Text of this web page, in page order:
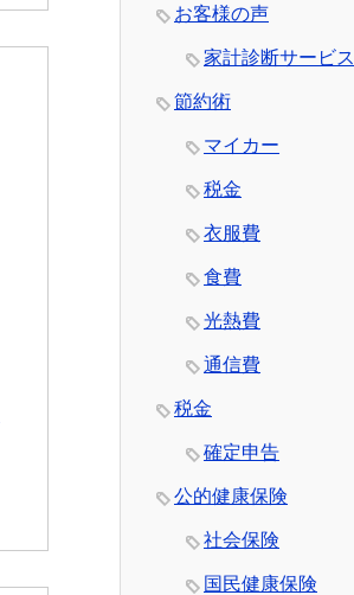
お客様の声
家計診断サービス
節約術
マイカー
税金
衣服費
食費
光熱費
通信費
税金
確定申告
公的健康保険
社会保険
国民健康保険